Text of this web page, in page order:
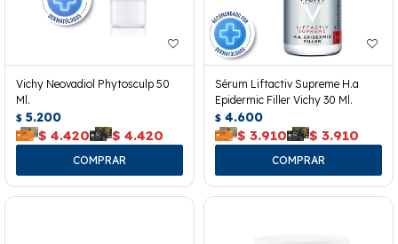
Vichy Neovadiol Phytosculp 50
Ml.
$ 5.200
$ 4.420 $ 4.420
Sérum Liftactiv Supreme H.a
Epidermic Filler Vichy 30 Ml.
$ 4.600
$ 3.910 $ 3.910